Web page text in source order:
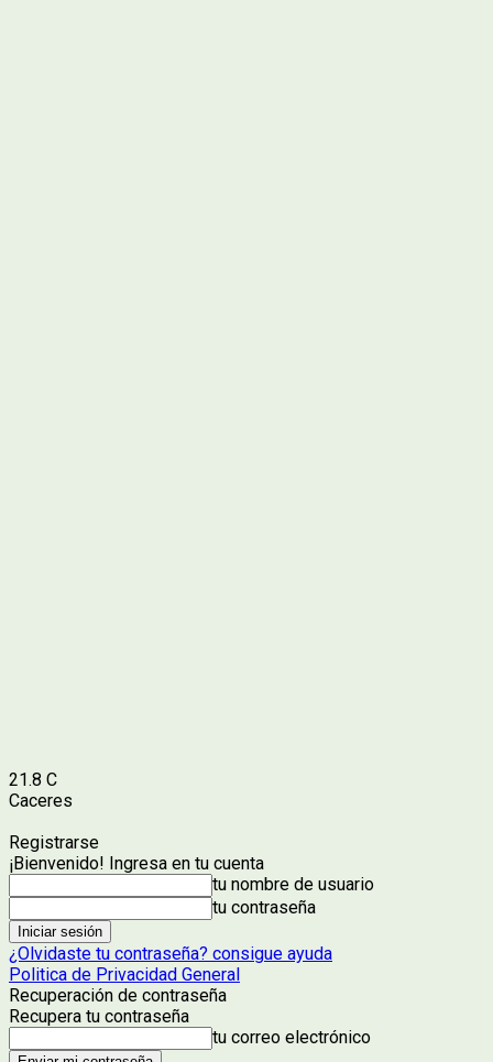
21.8 C
Caceres
Registrarse
¡Bienvenido! Ingresa en tu cuenta
tu nombre de usuario
tu contraseña
¿Olvidaste tu contraseña? consigue ayuda
Politica de Privacidad General
Recuperación de contraseña
Recupera tu contraseña
tu correo electrónico